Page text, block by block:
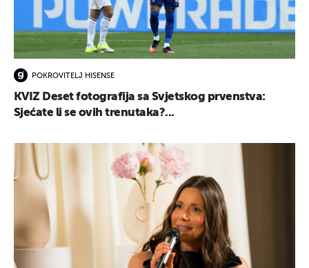
POKROVITELJ HISENSE
KVIZ Deset fotografija sa Svjetskog prvenstva:
Sjećate li se ovih trenutaka?...